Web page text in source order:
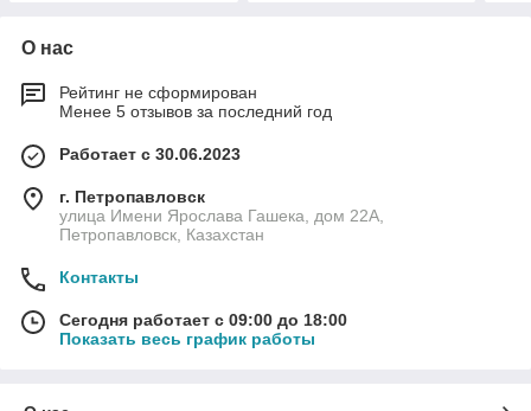
О нас
Рейтинг не сформирован
Менее 5 отзывов за последний год
Работает с 30.06.2023
г. Петропавловск
улица Имени Ярослава Гашека, дом 22А,
Петропавловск, Казахстан
Контакты
Сегодня работает с 09:00 до 18:00
Показать весь график работы